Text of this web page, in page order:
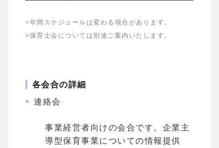
※年間スケジュールは変わる場合があります。
※保育士会については別途ご案内いたします。
各会合の詳細
連絡会
事業経営者向けの会合です。企業主
導型保育事業についての情報提供